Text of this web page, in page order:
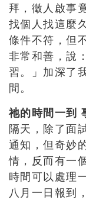
拜，徵人啟事
找個人找這麼
條件不符，但
非常和善，說
習。」加深了
間。
祂的時間一到
隔天，除了面
通知，但奇妙
情，反而有一
時間可以處理
八月一日報到